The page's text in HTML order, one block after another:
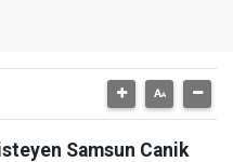
Samsun Canik